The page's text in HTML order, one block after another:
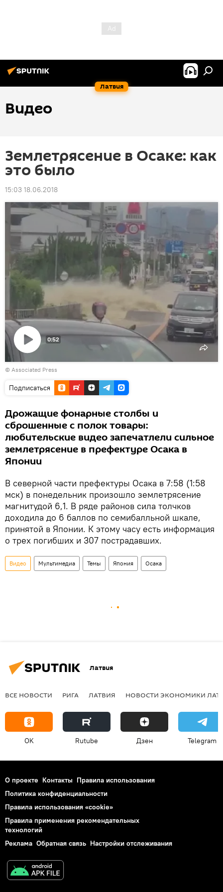
Латвия
Видео
Землетрясение в Осаке: как
это было
15:03 18.06.2018
Воспроизвести
видео
0:52
© Associated Press
Подписаться
Дрожащие фонарные столбы и
сброшенные с полок товары:
любительские видео запечатлели сильное
землетрясение в префектуре Осака в
Японии
В северной части префектуры Осака в 7:58 (1:58
мск) в понедельник произошло землетрясение
магнитудой 6,1. В ряде районов сила толчков
доходила до 6 баллов по семибалльной шкале,
принятой в Японии. К этому часу есть информация
о трех погибших и 307 пострадавших.
Видео Мультимедиа Темы Япония Осака
Латвия
ВСЕ НОВОСТИ РИГА ЛАТВИЯ НОВОСТИ ЭКОНОМИКИ
OK Rutube Дзен Telegram
О проекте Контакты Правила использования
Политика конфиденциальности
Правила использования «cookie»
Правила применения рекомендательных
технологий
Реклама Обратная связь Настройки отслеживания